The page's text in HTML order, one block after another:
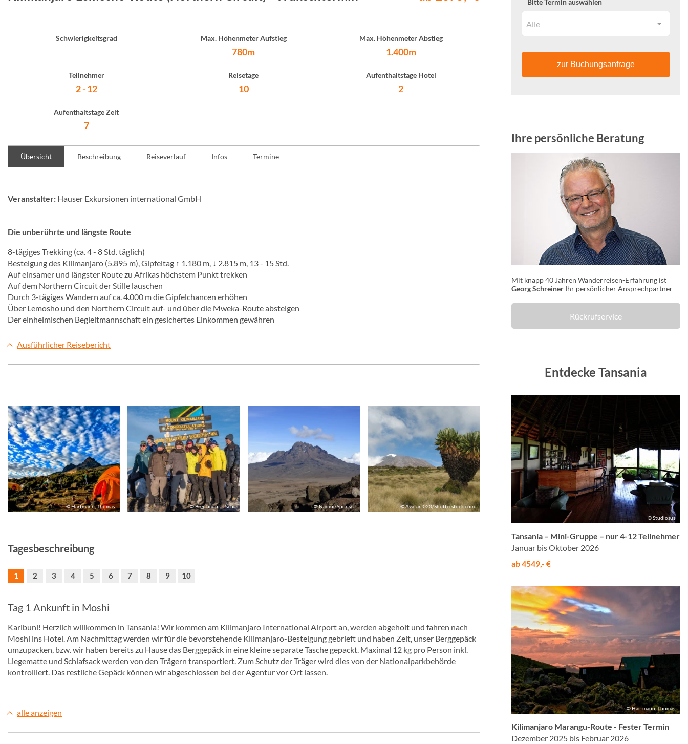
Schwierigkeitsgrad Max. Höhenmeter Aufstieg
780m
Max. Höhenmeter Abstieg
1.400m
Teilnehmer
2 - 12
Reisetage
10
Aufenthaltstage Hotel
2
Aufenthaltstage Zelt
7
Übersicht Beschreibung Reiseverlauf Infos Termine
Veranstalter: Hauser Exkursionen international GmbH
Die unberührte und längste Route
8-tägiges Trekking (ca. 4 - 8 Std. täglich)
Besteigung des Kilimanjaro (5.895 m), Gipfeltag ↑ 1.180 m, ↓ 2.815 m, 13 - 15 Std.
Auf einsamer und längster Route zu Afrikas höchstem Punkt trekken
Auf dem Northern Circuit der Stille lauschen
Durch 3-tägiges Wandern auf ca. 4.000 m die Gipfelchancen erhöhen
Über Lemosho und den Northern Circuit auf- und über die Mweka-Route absteigen
Der einheimischen Begleitmannschaft ein gesichertes Einkommen gewähren
Ausführlicher Reisebericht
© Hartmann, Thomas © Breithaupt, Uschi © Nadine Sponsel © Avatar_023/Shutterstock.com
Tagesbeschreibung
1 2 3 4 5 6 7 8 9 10
Tag 1 Ankunft in Moshi
Karibuni! Herzlich willkommen in Tansania! Wir kommen am Kilimanjaro International Airport an, werden abgeholt und fahren nach
Moshi ins Hotel. Am Nachmittag werden wir für die bevorstehende Kilimanjaro-Besteigung gebrieft und haben Zeit, unser Berggepäck
umzupacken, bzw. wir haben bereits zu Hause das Berggepäck in eine kleine separate Tasche gepackt. Maximal 12 kg pro Person inkl.
Liegematte und Schlafsack werden von den Trägern transportiert. Zum Schutz der Träger wird dies von der Nationalparkbehörde
kontrolliert. Das restliche Gepäck können wir abgeschlossen bei der Agentur vor Ort lassen.
alle anzeigen
Bitte Termin auswählen
Alle
zur Buchungsanfrage
Ihre persönliche Beratung
Mit knapp 40 Jahren Wanderreisen-Erfahrung ist
Georg Schreiner Ihr persönlicher Ansprechpartner
Rückrufservice
Entdecke Tansania
© Studiosus
Tansania – Mini-Gruppe – nur 4-12 Teilnehmer
Januar bis Oktober 2026
ab 4549,- €
© Hartmann, Thomas
Kilimanjaro Marangu-Route - Fester Termin
Dezember 2025 bis Februar 2026